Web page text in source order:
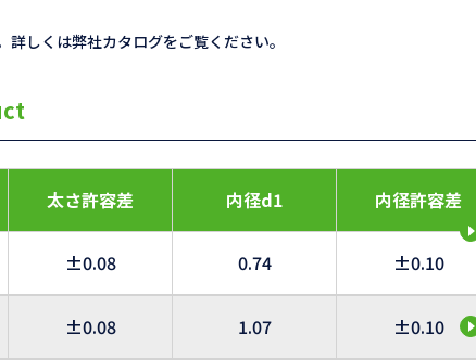
しくは弊社カタログをご覧ください。
太さ許容差 内径d1 内径許容差
±0.08 0.74 ±0.10
±0.08 1.07 ±0.10